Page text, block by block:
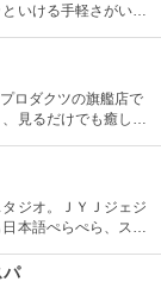
いける手軽さがいい
ロダクツの旗艦店で
見るだけでも癒しに
ジオ。ＪＹＪジェジ
本語ぺらぺら、スタ
ップル写真に家族写
パ